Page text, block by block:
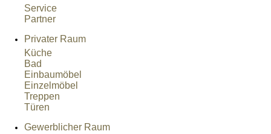
Service
Partner
Privater Raum
Küche
Bad
Einbaumöbel
Einzelmöbel
Treppen
Türen
Gewerblicher Raum